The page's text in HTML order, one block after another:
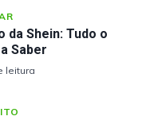
da Shein: Tudo o
Saber
leitura